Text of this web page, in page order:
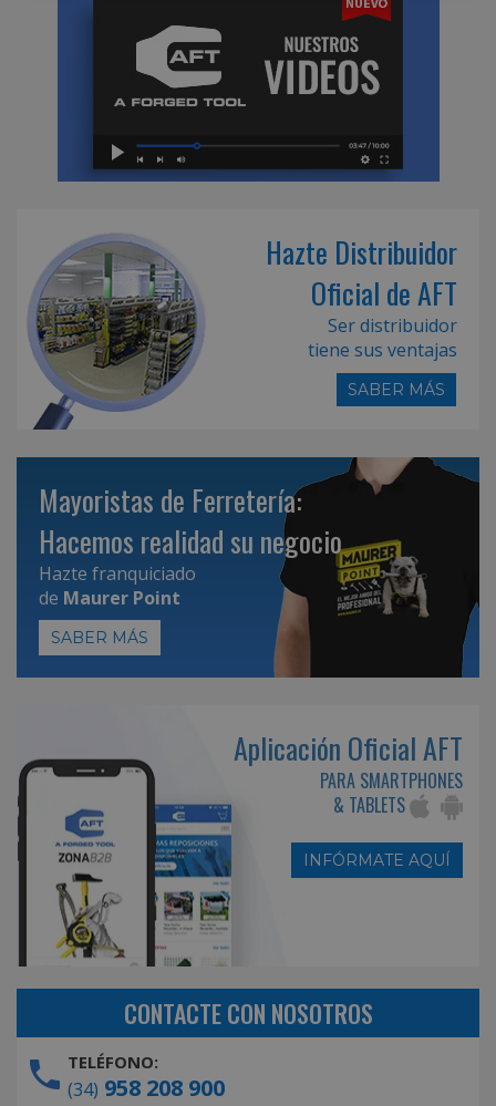
Hazte Distribuidor
Oficial de AFT
Ser distribuidor
tiene sus ventajas
SABER MÁS
Mayoristas de Ferretería:
Hacemos realidad su negocio
Hazte franquiciado
de Maurer Point
SABER MÁS
Aplicación Oficial AFT
PARA SMARTPHONES
& TABLETS
INFÓRMATE AQUÍ
CONTACTE CON NOSOTROS
TELÉFONO:
(34) 958 208 900